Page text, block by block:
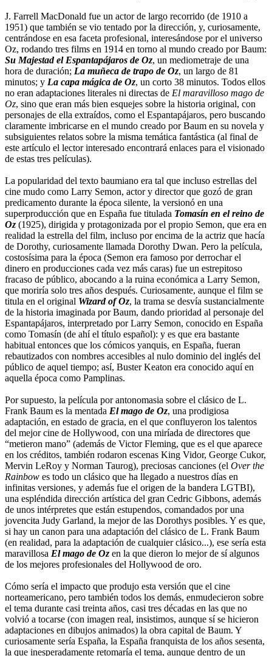
J. Farrell MacDonald fue un actor de largo recorrido (de 1910 a
1951) que también se vio tentado por la dirección, y, curiosamente,
centrándose en esa faceta profesional, interesándose por el universo
Oz, rodando tres films en 1914 en torno al mundo creado por Baum:
Su Majestad el Espantapájaros de Oz, un mediometraje de una
hora de duración; La muñeca de trapo de Oz, un largo de 81
minutos; y La capa mágica de Oz, un corto 38 minutos. Todos ellos
no eran adaptaciones literales ni directas de El maravilloso mago de
Oz, sino que eran más bien esquejes sobre la historia original, con
personajes de ella extraídos, como el Espantapájaros, pero buscando
claramente imbricarse en el mundo creado por Baum en su novela y
subsiguientes relatos sobre la misma temática fantástica (al final de
este artículo el lector interesado encontrará enlaces para el visionado
de estas tres películas).
La popularidad del texto baumiano era tal que incluso estrellas del
cine mudo como Larry Semon, actor y director que gozó de gran
predicamento durante la época silente, la versionó en una
superproducción que en España fue titulada Tomasín en el reino de
Oz (1925), dirigida y protagonizada por el propio Semon, que era en
realidad la estrella del film, incluso por encima de la actriz que hacía
de Dorothy, curiosamente llamada Dorothy Dwan. Pero la película,
costosísima para la época (Semon era famoso por derrochar el
dinero en producciones cada vez más caras) fue un estrepitoso
fracaso de público, abocando a la ruina económica a Larry Semon,
que moriría solo tres años después. Curiosamente, aunque el film se
titula en el original Wizard of Oz, la trama se desvía sustancialmente
de la historia imaginada por Baum, dando prioridad al personaje del
Espantapájaros, interpretado por Larry Semon, conocido en España
como Tomasín (de ahí el título español): y es que era bastante
habitual entonces que los cómicos yanquis, en España, fueran
rebautizados con nombres accesibles al nulo dominio del inglés del
público de aquel tiempo; así, Buster Keaton era conocido aquí en
aquella época como Pamplinas.
Por supuesto, la película por antonomasia sobre el clásico de L.
Frank Baum es la mentada El mago de Oz, una prodigiosa
adaptación, en estado de gracia, en el que confluyeron los talentos
del mejor cine de Hollywood, con una miríada de directores que
“metieron mano” (además de Victor Fleming, que es el que aparece
en los créditos, también rodaron escenas King Vidor, George Cukor,
Mervin LeRoy y Norman Taurog), preciosas canciones (el Over the
Rainbow es todo un clásico que ha llegado a nuestros días en
infinitas versiones, y además fue el origen de la bandera LGTBI),
una espléndida dirección artística del gran Cedric Gibbons, además
de unos intérpretes que están estupendos, comandados por una
jovencita Judy Garland, la mejor de las Dorothys posibles. Y es que,
si hay un canon para una adaptación del clásico de L. Frank Baum
(en realidad, para la adaptación de cualquier clásico...), ese sería esta
maravillosa El mago de Oz en la que dieron lo mejor de sí algunos
de los mejores profesionales del Hollywood de oro.
Cómo sería el impacto que produjo esta versión que el cine
norteamericano, pero también todos los demás, enmudecieron sobre
el tema durante casi treinta años, casi tres décadas en las que no
volvió a tocarse (con imagen real, insistimos, aunque sí se hicieron
adaptaciones en dibujos animados) la obra capital de Baum. Y
curiosamente sería España, la España franquista de los años sesenta,
la que inesperadamente retomaría el tema, aunque dentro de un